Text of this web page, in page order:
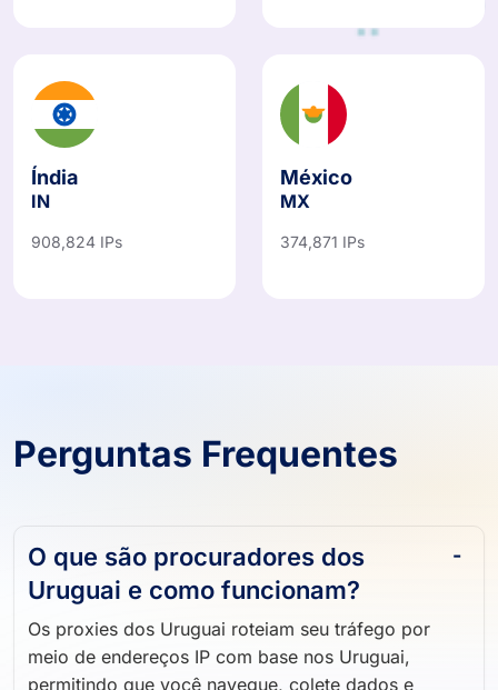
Índia
IN
908,824 IPs
México
MX
374,871 IPs
Perguntas Frequentes
O que são procuradores dos
Uruguai e como funcionam?
Os proxies dos Uruguai roteiam seu tráfego por
meio de endereços IP com base nos Uruguai,
permitindo que você navegue, colete dados e